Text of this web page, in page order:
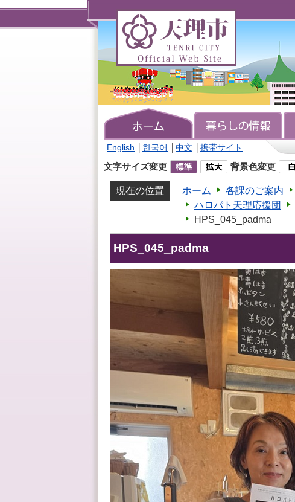
理
TENRI
Official
Site
English 한국어 中文 携帯サイト
文字サイズ変更 背景色変更
現在の位置 ホーム 各課のご案内
ハロパト天理応援団
HPS_045_padma
HPS_045_padma